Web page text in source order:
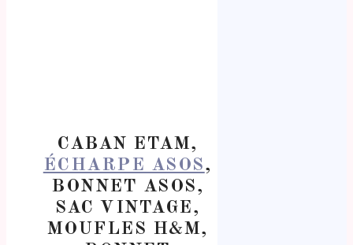
CABAN ETAM,
ÉCHARPE ASOS,
BONNET ASOS,
SAC VINTAGE,
MOUFLES H&M,